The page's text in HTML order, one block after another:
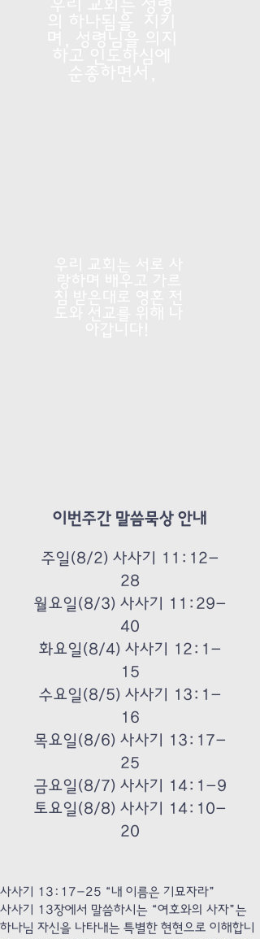
이번주간 말씀묵상 안내
주일(8/2) 사사기 11:12-
28
월요일(8/3) 사사기 11:29-
40
화요일(8/4) 사사기 12:1-
15
수요일(8/5) 사사기 13:1-
16
목요일(8/6) 사사기 13:17-
25
금요일(8/7) 사사기 14:1-9
토요일(8/8) 사사기 14:10-
20
사사기 13:17-25 “내 이름은 기묘자라”
사사기 13장에서 말씀하시는 “여호와의 사자”는
하나님 자신을 나타내는 특별한 현현으로 이해합니